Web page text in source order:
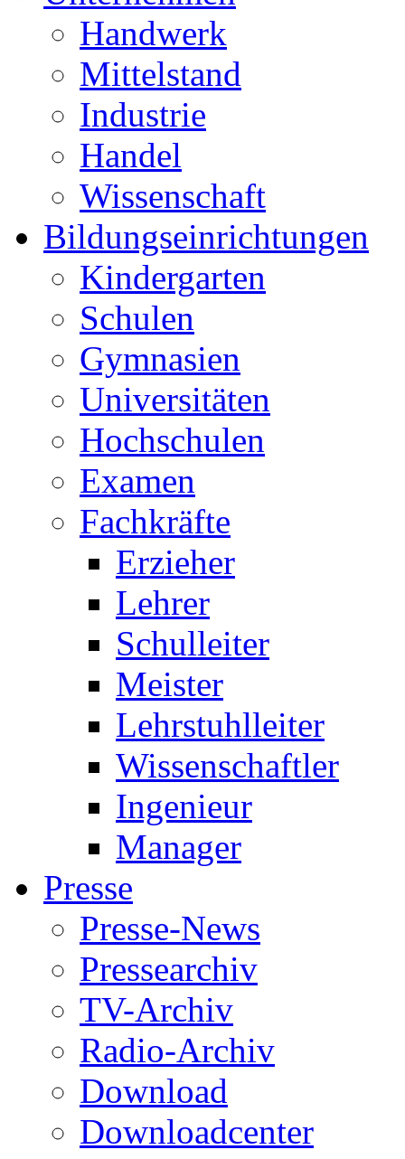
Handwerk
Mittelstand
Industrie
Handel
Wissenschaft
Bildungseinrichtungen
Kindergarten
Schulen
Gymnasien
Universitäten
Hochschulen
Examen
Fachkräfte
Erzieher
Lehrer
Schulleiter
Meister
Lehrstuhlleiter
Wissenschaftler
Ingenieur
Manager
Presse
Presse-News
Pressearchiv
TV-Archiv
Radio-Archiv
Download
Downloadcenter